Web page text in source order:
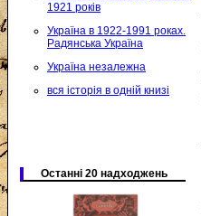
1921 років
Україна в 1922-1991 роках.
Радянська Україна
Україна незалежна
вся історія в одній книзі
Останні 20 надходжень